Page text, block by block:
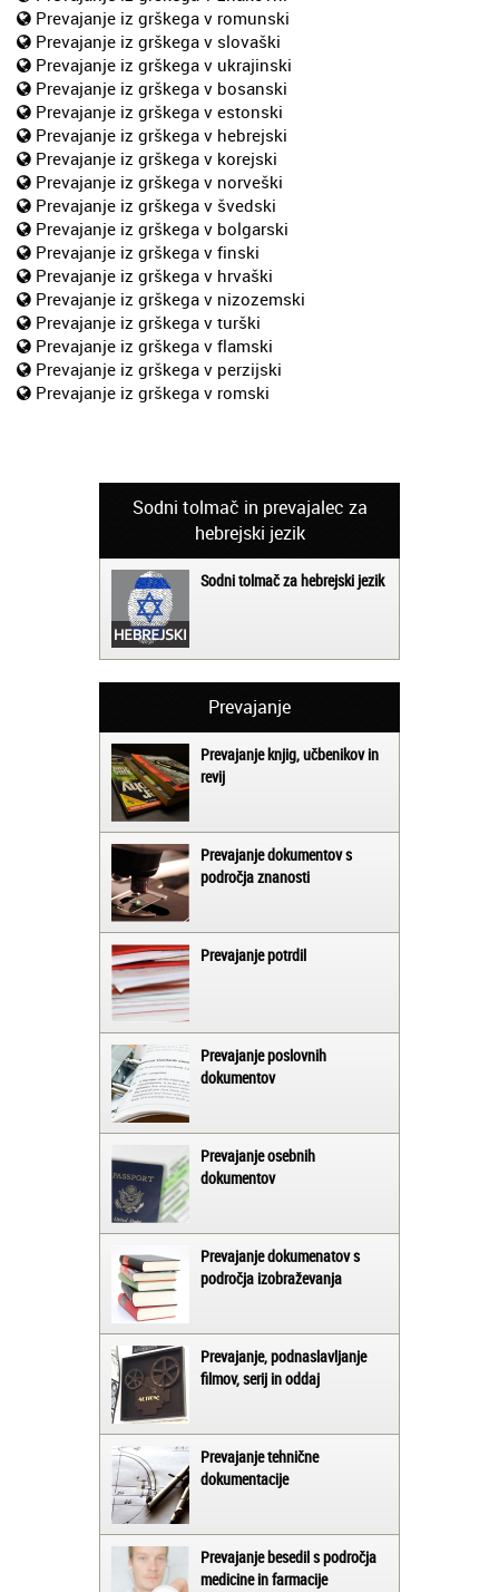
Prevajanje iz grškega v romunski
Prevajanje iz grškega v slovaški
Prevajanje iz grškega v ukrajinski
Prevajanje iz grškega v bosanski
Prevajanje iz grškega v estonski
Prevajanje iz grškega v hebrejski
Prevajanje iz grškega v korejski
Prevajanje iz grškega v norveški
Prevajanje iz grškega v švedski
Prevajanje iz grškega v bolgarski
Prevajanje iz grškega v finski
Prevajanje iz grškega v hrvaški
Prevajanje iz grškega v nizozemski
Prevajanje iz grškega v turški
Prevajanje iz grškega v flamski
Prevajanje iz grškega v perzijski
Prevajanje iz grškega v romski
Sodni tolmač in prevajalec za
hebrejski jezik
Sodni tolmač za hebrejski jezik
Prevajanje
Prevajanje knjig, učbenikov in
revij
Prevajanje dokumentov s
področja znanosti
Prevajanje potrdil
Prevajanje poslovnih
dokumentov
Prevajanje osebnih
dokumentov
Prevajanje dokumenatov s
področja izobraževanja
Prevajanje, podnaslavljanje
filmov, serij in oddaj
Prevajanje tehnične
dokumentacije
Prevajanje besedil s področja
medicine in farmacije